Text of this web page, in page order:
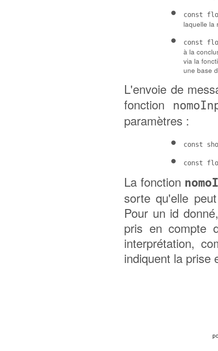
const
laquelle la
const
à la
via la
une base
L'envoie de
fonction
paramètres :
const
const
La fonction
sorte qu'elle
Pour un id
pris en compte
interprétation,
indiquent la prise